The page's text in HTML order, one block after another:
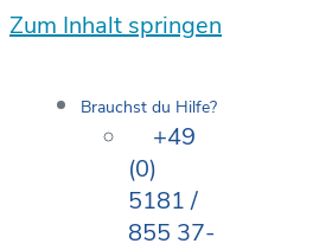
Zum Inhalt springen
Brauchst du Hilfe?
+49
(0)
5181 /
855 37-